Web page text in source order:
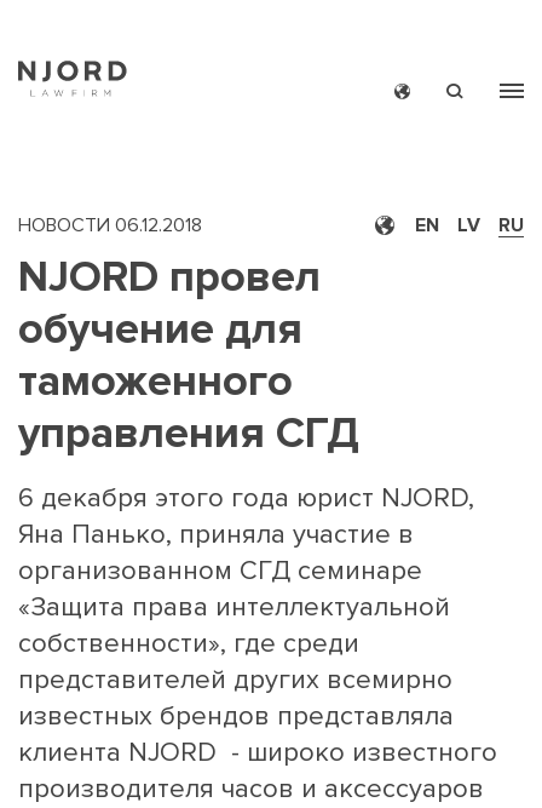
EN LV RU
НОВОСТИ 06.12.2018
NJORD провел
обучение для
таможенного
управления СГД
6 декабря этого года юрист NJORD,
Яна Панько, приняла участие в
организованном СГД семинаре
«Защита права интеллектуальной
собственности», где среди
представителей других всемирно
известных брендов представляла
клиента NJORD - широко известного
производителя часов и аксессуаров